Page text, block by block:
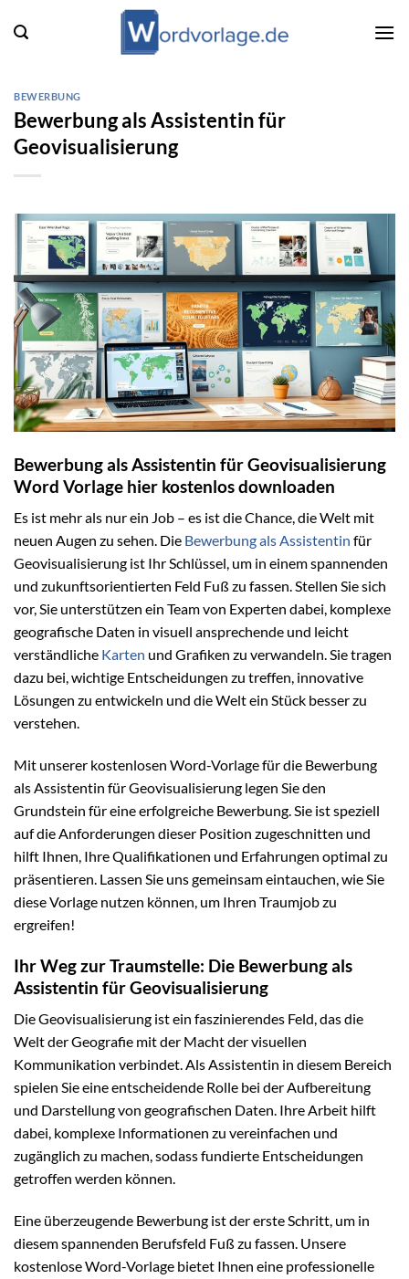
Inhalt
BEWERBUNG
Bewerbung als Assistentin für
Geovisualisierung
Bewerbung als Assistentin für Geovisualisierung
Word Vorlage hier kostenlos downloaden
Es ist mehr als nur ein Job – es ist die Chance, die Welt mit
neuen Augen zu sehen. Die Bewerbung als Assistentin für
Geovisualisierung ist Ihr Schlüssel, um in einem spannenden
und zukunftsorientierten Feld Fuß zu fassen. Stellen Sie sich
vor, Sie unterstützen ein Team von Experten dabei, komplexe
geografische Daten in visuell ansprechende und leicht
verständliche Karten und Grafiken zu verwandeln. Sie tragen
dazu bei, wichtige Entscheidungen zu treffen, innovative
Lösungen zu entwickeln und die Welt ein Stück besser zu
verstehen.
Mit unserer kostenlosen Word-Vorlage für die Bewerbung
als Assistentin für Geovisualisierung legen Sie den
Grundstein für eine erfolgreiche Bewerbung. Sie ist speziell
auf die Anforderungen dieser Position zugeschnitten und
hilft Ihnen, Ihre Qualifikationen und Erfahrungen optimal zu
präsentieren. Lassen Sie uns gemeinsam eintauchen, wie Sie
diese Vorlage nutzen können, um Ihren Traumjob zu
ergreifen!
Ihr Weg zur Traumstelle: Die Bewerbung als
Assistentin für Geovisualisierung
Die Geovisualisierung ist ein faszinierendes Feld, das die
Welt der Geografie mit der Macht der visuellen
Kommunikation verbindet. Als Assistentin in diesem Bereich
spielen Sie eine entscheidende Rolle bei der Aufbereitung
und Darstellung von geografischen Daten. Ihre Arbeit hilft
dabei, komplexe Informationen zu vereinfachen und
zugänglich zu machen, sodass fundierte Entscheidungen
getroffen werden können.
Eine überzeugende Bewerbung ist der erste Schritt, um in
diesem spannenden Berufsfeld Fuß zu fassen. Unsere
kostenlose Word-Vorlage bietet Ihnen eine professionelle